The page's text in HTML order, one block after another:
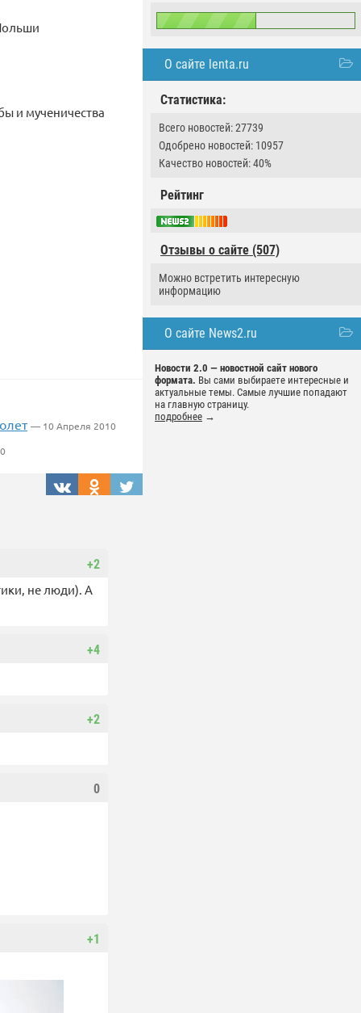
О сайте lenta.ru
Статистика:
Всего новостей: 27739
Одобрено новостей: 10957
Качество новостей: 40%
Рейтинг
Отзывы о сайте (507)
Можно встретить интересную
информацию
О сайте News2.ru
Новости 2.0 — новостной сайт нового
формата. Вы сами выбираете интересные и
актуальные темы. Самые лучшие попадают
на главную страницу.
подробнее →
и мученичества
— 10 Апреля 2010
+2
не люди). А
+4
+2
0
+1